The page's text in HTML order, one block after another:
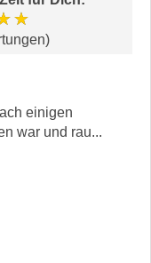
einigen
war und rau...